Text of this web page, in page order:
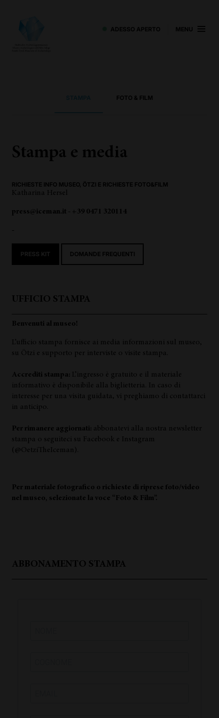
ADESSO APERTO MENU
FOTO & FILM
Stampa e media
RICHIESTE INFO MUSEO, ÖTZI E RICHIESTE FOTO&FILM
Katharina Hersel
press@iceman.it - +39 0471 320114
-
PRESS KIT DOMANDE FREQUENTI
UFFICIO STAMPA
Benvenuti al museo!
L’ufficio stampa fornisce ai media informazioni sul museo,
su Ötzi e supporto per interviste o visite stampa.
Accrediti stampa:
L’ingresso è gratuito e il materiale
informativo è disponibile alla biglietteria. In caso di
interesse per una visita guidata, vi preghiamo di contattarci
in anticipo.
Per rimanere aggiornati: abbonatevi alla nostra newsletter
stampa o seguiteci su Facebook e Instagram
(@OetziTheIceman).
Per materiale fotografico o richieste di riprese foto/video
nel museo, selezionate la voce “Foto & Film”.
ABBONAMENTO STAMPA